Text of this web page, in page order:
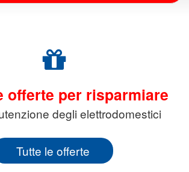
offerte per risparmiare
degli elettrodomestici
Tutte le offerte